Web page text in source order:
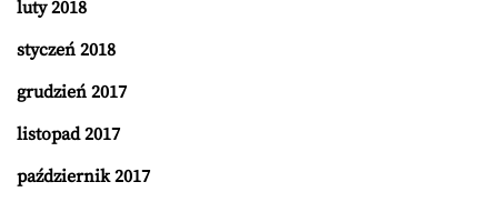
luty 2018
styczeń 2018
grudzień 2017
listopad 2017
październik 2017